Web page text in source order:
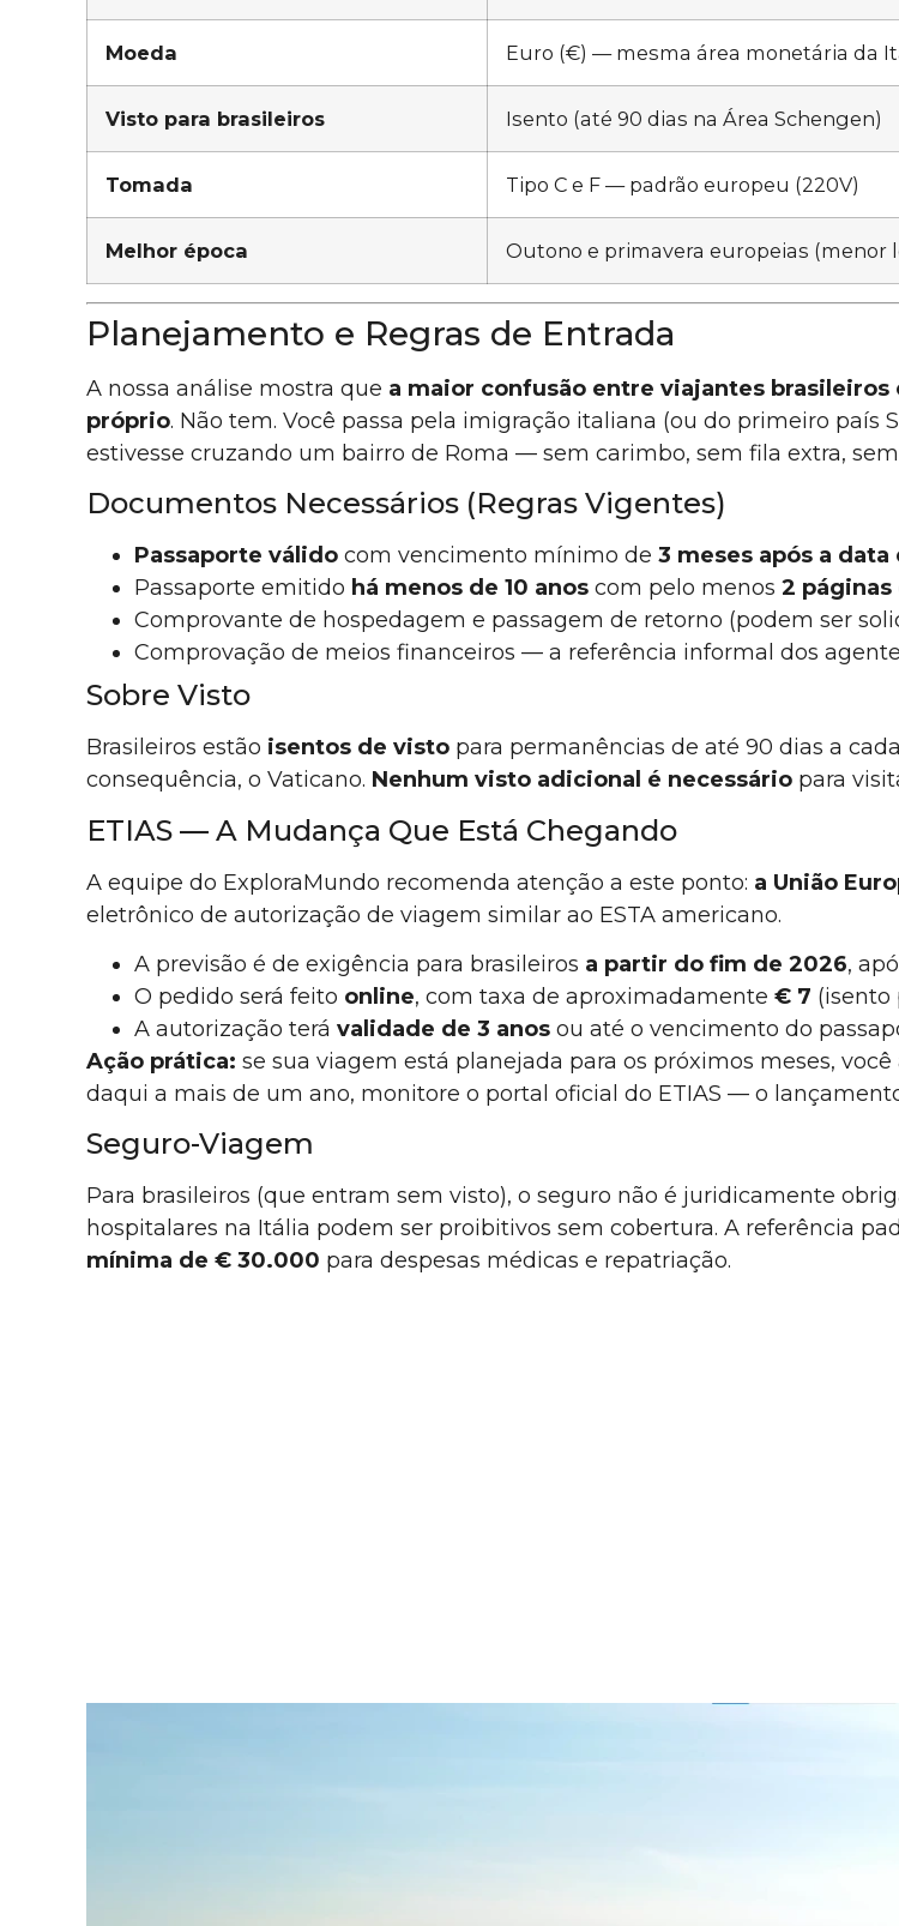
Moeda Euro (€) — mesma área monetária da
Visto para brasileiros Isento (até 90 dias na Área Schengen)
Tomada Tipo C e F — padrão europeu (220V)
Melhor época Outono e primavera europeias (menor
Planejamento e Regras de Entrada
A nossa análise mostra que a maior confusão entre viajantes
próprio. Não tem. Você passa pela imigração italiana (ou do primeiro país
estivesse cruzando um bairro de Roma — sem carimbo, sem fila extra,
Documentos Necessários (Regras Vigentes)
Passaporte válido com vencimento mínimo de 3 meses após a data
Passaporte emitido há menos de 10 anos com pelo menos 2 páginas
Comprovante de hospedagem e passagem de retorno (podem ser
Comprovação de meios financeiros — a referência informal dos
Sobre Visto
Brasileiros estão isentos de visto para permanências de até 90 dias a
consequência, o Vaticano. Nenhum visto adicional é necessário para
ETIAS — A Mudança Que Está Chegando
A equipe do ExploraMundo recomenda atenção a este ponto: a União
eletrônico de autorização de viagem similar ao ESTA americano.
A previsão é de exigência para brasileiros a partir do fim de 2026,
O pedido será feito online, com taxa de aproximadamente € 7 (isento
A autorização terá validade de 3 anos ou até o vencimento do
Ação prática: se sua viagem está planejada para os próximos meses,
daqui a mais de um ano, monitore o portal oficial do ETIAS — o
Seguro-Viagem
Para brasileiros (que entram sem visto), o seguro não é juridicamente
hospitalares na Itália podem ser proibitivos sem cobertura. A referência
mínima de € 30.000 para despesas médicas e repatriação.